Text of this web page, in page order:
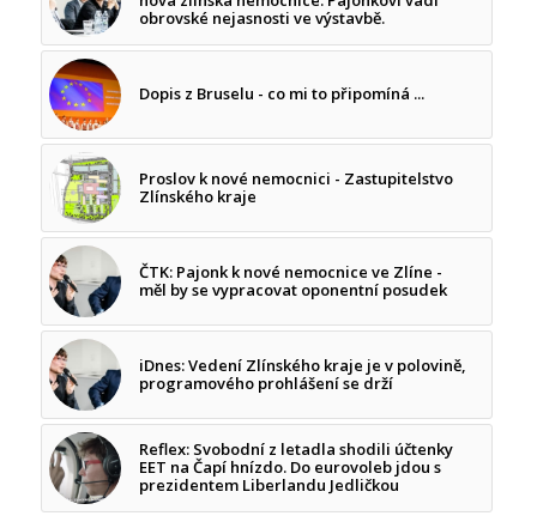
obrovské nejasnosti ve výstavbě.
Dopis z Bruselu - co mi to připomíná ...
Proslov k nové nemocnici - Zastupitelstvo
Zlínského kraje
ČTK: Pajonk k nové nemocnice ve Zlíne -
měl by se vypracovat oponentní posudek
iDnes: Vedení Zlínského kraje je v polovině,
programového prohlášení se drží
Reflex: Svobodní z letadla shodili účtenky
EET na Čapí hnízdo. Do eurovoleb jdou s
prezidentem Liberlandu Jedličkou